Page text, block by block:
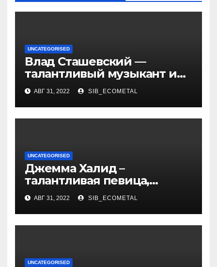
UNCATEGORISED
Влад Сташевский —
талантливый музыкант и
певец, чья биография и
личная жизнь
вдохновляют!
АВГ 31, 2022 SIB_ECOMETAL
UNCATEGORISED
Джемма Халид –
талантливая певица,
музыкант и автор песен со
смыслом
АВГ 31, 2022 SIB_ECOMETAL
UNCATEGORISED